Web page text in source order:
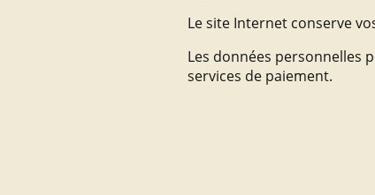
Le site Internet conserve
Les données personnelles
services de paiement.